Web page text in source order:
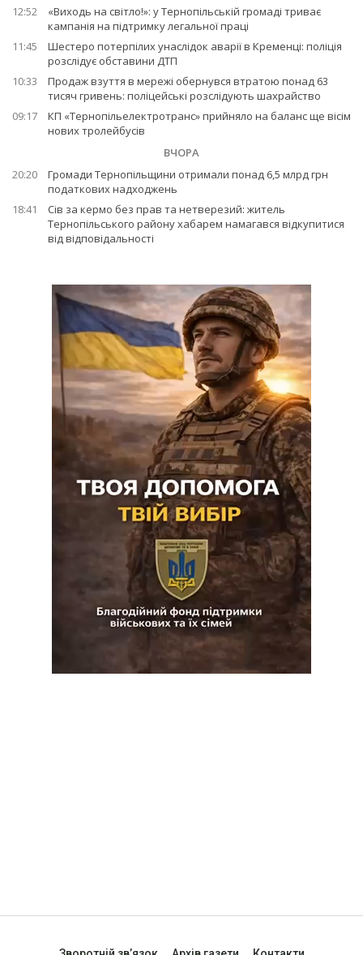
12:52
«Виходь на світло!»: у Тернопільській громаді триває
кампанія на підтримку легальної праці
11:45
Шестеро потерпілих унаслідок аварії в Кременці: поліція
розслідує обставини ДТП
10:33
Продаж взуття в мережі обернувся втратою понад 63
тисяч гривень: поліцейські розслідують шахрайство
09:17
КП «Тернопільелектротранс» прийняло на баланс ще вісім
нових тролейбусів
ВЧОРА
20:20
Громади Тернопільщини отримали понад 6,5 млрд грн
податкових надходжень
18:41
Сів за кермо без прав та нетверезий: житель
Тернопільського району хабарем намагався відкупитися
від відповідальності